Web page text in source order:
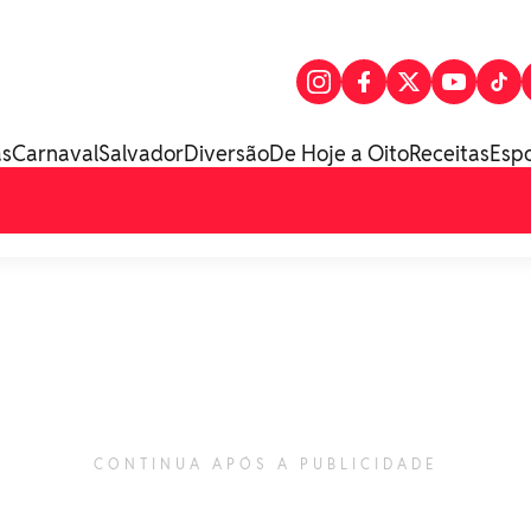
CarnavalSalvadorDiversãoDe Hoje a OitoReceitas
CONTINUA APÓS A PUBLICIDADE